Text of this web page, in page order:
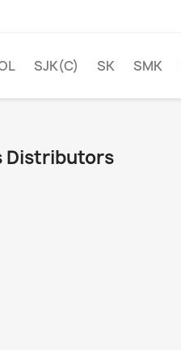
SJK(C) SK SMK
Distributors